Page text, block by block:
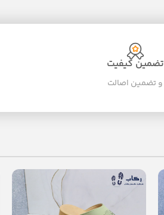
تضمین کیفیت
و تضمین اصالت